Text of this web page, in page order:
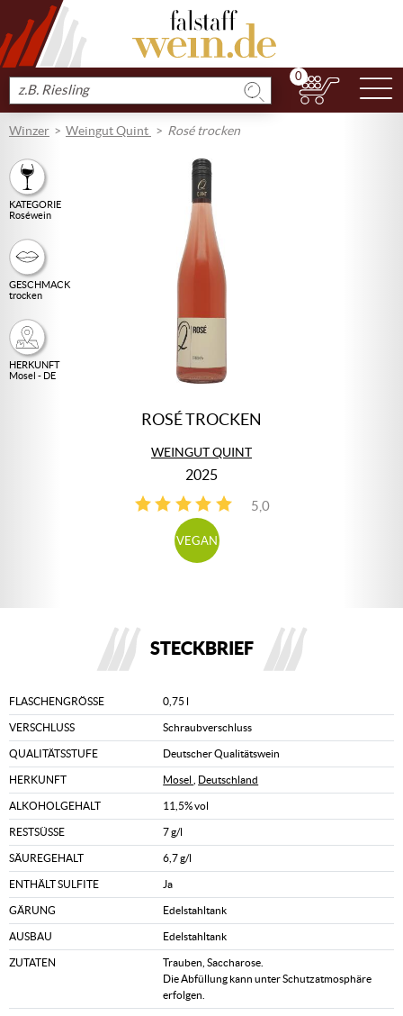
Produkt
suchen
0
Winzer Weingut Quint Rosé trocken
KATEGORIE
Roséwein
GESCHMACK
trocken
HERKUNFT
Mosel - DE
ROSÉ TROCKEN
WEINGUT QUINT
2025
5,0
2
VEGAN
STECKBRIEF
FLASCHENGRÖSSE 0,75 l
VERSCHLUSS Schraubverschluss
QUALITÄTSSTUFE Deutscher Qualitätswein
HERKUNFT Mosel Deutschland
ALKOHOLGEHALT 11,5% vol
RESTSÜSSE 7 g/l
SÄUREGEHALT 6,7 g/l
ENTHÄLT SULFITE Ja
GÄRUNG Edelstahltank
AUSBAU Edelstahltank
ZUTATEN
Trauben, Saccharose.
Die Abfüllung kann unter Schutzatmosphäre
erfolgen.